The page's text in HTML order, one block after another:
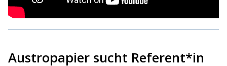
Austropapier sucht Referent*in